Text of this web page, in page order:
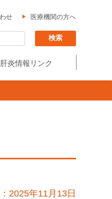
せ 医療機関の方へ
肝炎情報リンク
2025年11月13日